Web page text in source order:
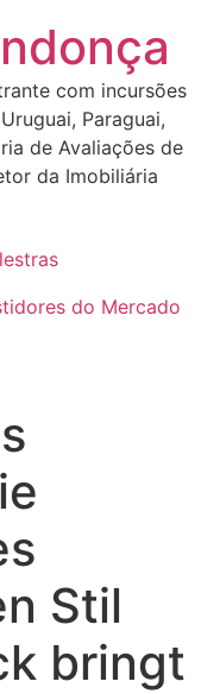
com incursões
Paraguai,
de Avaliações de
da Imobiliária
do Mercado
Stil
bringt